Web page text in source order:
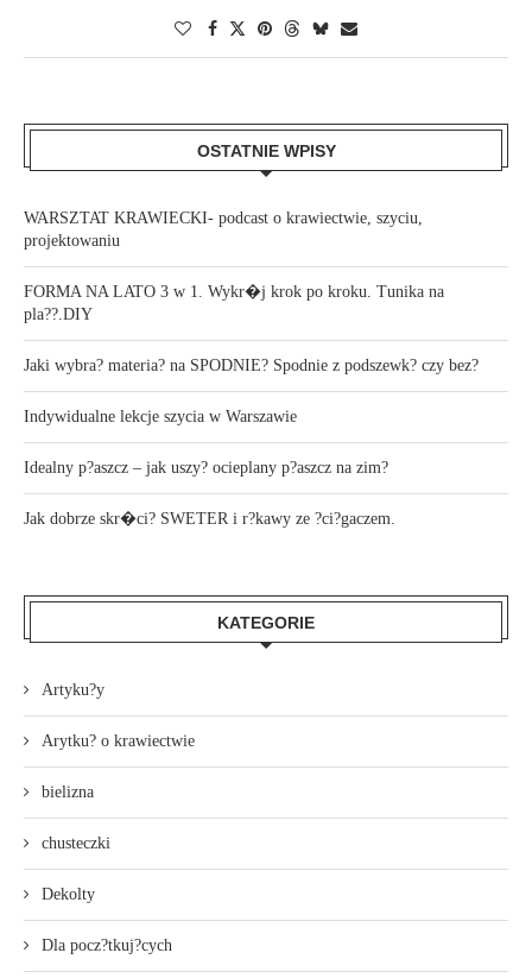
OSTATNIE WPISY
WARSZTAT KRAWIECKI- podcast o krawiectwie, szyciu,
projektowaniu
FORMA NA LATO 3 w 1. Wykr�j krok po kroku. Tunika na
pla??.DIY
Jaki wybra? materia? na SPODNIE? Spodnie z podszewk? czy bez?
Indywidualne lekcje szycia w Warszawie
Idealny p?aszcz – jak uszy? ocieplany p?aszcz na zim?
Jak dobrze skr�ci? SWETER i r?kawy ze ?ci?gaczem.
KATEGORIE
Artyku?y
Arytku? o krawiectwie
bielizna
chusteczki
Dekolty
Dla pocz?tkuj?cych